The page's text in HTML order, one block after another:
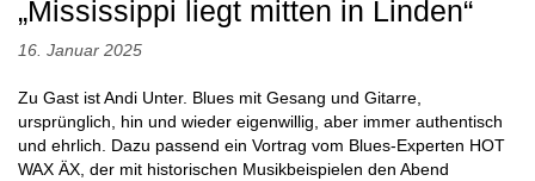
„Mississippi liegt mitten in Linden“
16. Januar 2025
Zu Gast ist Andi Unter. Blues mit Gesang und Gitarre,
ursprünglich, hin und wieder eigenwillig, aber immer authentisch
und ehrlich. Dazu passend ein Vortrag vom Blues-Experten HOT
WAX ÄX, der mit historischen Musikbeispielen den Abend